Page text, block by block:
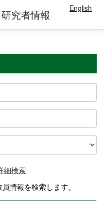
究者情報 English
細検索
情報を検索します。